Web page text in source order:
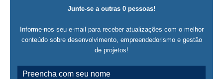
Junte-se a outras 0 pessoas!
Informe-nos seu e-mail para receber atualizações com o melhor
conteúdo sobre desenvolvimento, empreendedorismo e gestão
de projetos!